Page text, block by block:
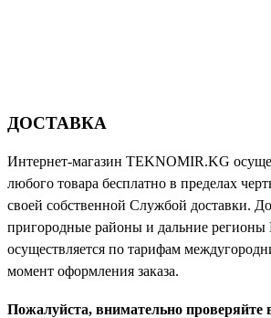
ДОСТАВКА
Интернет-магазин TEKNOMIR.KG
любого товара бесплатно в пределах
своей собственной Службой доставки.
пригородные районы и дальние регионы
осуществляется по тарифам
момент оформления заказа.
Пожалуйста, внимательно